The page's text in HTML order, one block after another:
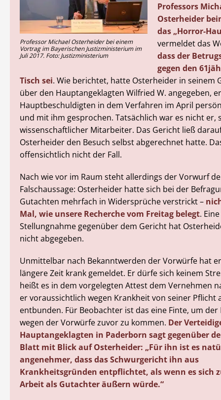
Professor Michael Osterheider bei einem
Vortrag im Bayerischen Justizministerium im
Juli 2017. Foto: Justizministerium
Professors
Osterheider
das „Horror-
vermeldet das
dass der
gegen den
Tisch sei. Wie berichtet, hatte Osterheider in seinem
über den Hauptangeklagten Wilfried W. angegeben,
Hauptbeschuldigten in dem Verfahren im April
und mit ihm gesprochen. Tatsächlich war es nicht er,
wissenschaftlicher Mitarbeiter. Das Gericht ließ
Osterheider den Besuch selbst abgerechnet hatte.
offensichtlich nicht der Fall.
Nach wie vor im Raum steht allerdings der Vorwurf
Falschaussage: Osterheider hatte sich bei der
Gutachten mehrfach in Widersprüche verstrickt –
Mal, wie unsere Recherche vom Freitag belegt. Eine
Stellungnahme gegenüber dem Gericht hat
nicht abgegeben.
Unmittelbar nach Bekanntwerden der Vorwürfe hat
längere Zeit krank gemeldet. Er dürfe sich keinem
heißt es in dem vorgelegten Attest dem Vernehmen
er voraussichtlich wegen Krankheit von seiner Pflicht
entbunden. Für Beobachter ist das eine Finte, um
wegen der Vorwürfe zuvor zu kommen. Der
Hauptangeklagten in Paderborn sagt gegenüber
Blatt mit Blick auf Osterheider: „Für ihn ist es
angenehmer, dass das Schwurgericht ihn aus
Krankheitsgründen entpflichtet, als wenn es sich
Arbeit als Gutachter äußern würde.“